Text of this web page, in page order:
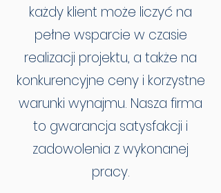
każdy klient może liczyć na
pełne wsparcie w czasie
realizacji projektu, a także na
konkurencyjne ceny i korzystne
warunki wynajmu. Nasza firma
to gwarancja satysfakcji i
zadowolenia z wykonanej
pracy.